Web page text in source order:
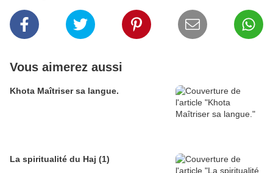
Vous aimerez aussi
Khota Maîtriser sa langue.
La spiritualité du Haj (1)